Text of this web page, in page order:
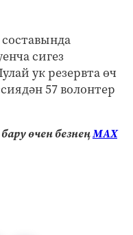
сигез
ук резервта өч
57 волонтер
өчен безнеңМАХ